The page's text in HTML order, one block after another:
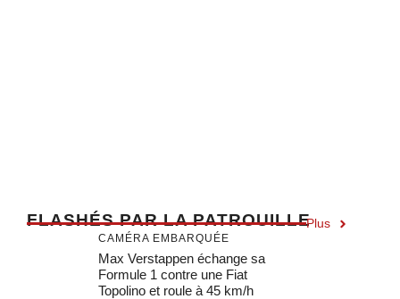
FLASHÉS PAR LA PATROUILLEPlus
CAMÉRA EMBARQUÉE
Max Verstappen échange sa
Formule 1 contre une Fiat
Topolino et roule à 45 km/h